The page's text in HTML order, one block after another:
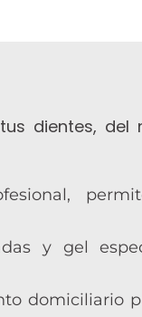
dientes,
y gel
domiciliario